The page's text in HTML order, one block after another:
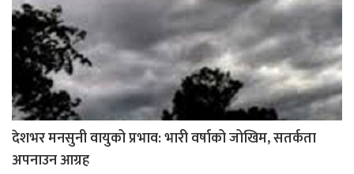
देशभर मनसुनी वायुको प्रभाव: भारी वर्षाको जोखिम, सतर्कता
अपनाउन आग्रह